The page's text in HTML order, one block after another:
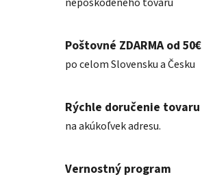
Poštovné ZDARMA od 50€
po celom Slovensku a Česku
Rýchle doručenie tovaru
na akúkoľvek adresu.
Vernostný program